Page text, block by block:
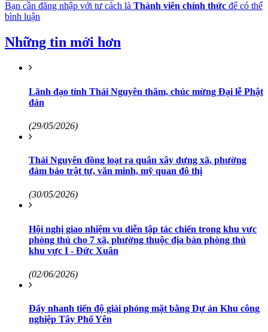
Bạn cần đăng nhập với tư cách là Thành viên chính thức để có thể
bình luận
Những tin mới hơn
Lãnh đạo tỉnh Thái Nguyên thăm, chúc mừng Đại lễ Phật
đản
(29/05/2026)
Thái Nguyên đồng loạt ra quân xây dựng xã, phường
đảm bảo trật tự, văn minh, mỹ quan đô thị
(30/05/2026)
Hội nghị giao nhiệm vụ diễn tập tác chiến trong khu vực
phòng thủ cho 7 xã, phường thuộc địa bàn phòng thủ
khu vực I - Đức Xuân
(02/06/2026)
Đẩy nhanh tiến độ giải phóng mặt bằng Dự án Khu công
nghiệp Tây Phổ Yên